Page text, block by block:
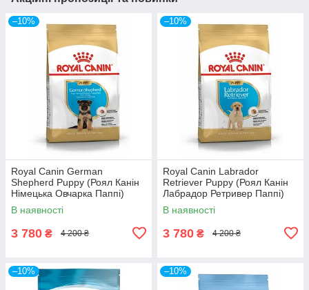
–10%
Royal Canin German
Shepherd Puppy (Роял Канін
Німецька Овчарка Паппі)
сухий корм для цуценят
В наявності
3 780 ₴ 4 200 ₴
–10%
Royal Canin Labrador
Retriever Puppy (Роял Канін
Лабрадор Ретривер Паппі)
сухий корм для цуценят
В наявності
3 780 ₴ 4 200 ₴
–10% –10%